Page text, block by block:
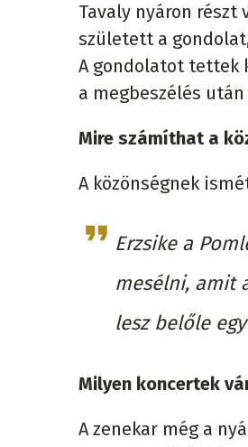
Tavaly nyáron
született a
A gondolatot tettek
a megbeszélés
Mire számíthat a
A közönségnek
Erzsike a
mesélni, amit
lesz belőle
Milyen koncertek
A zenekar még a